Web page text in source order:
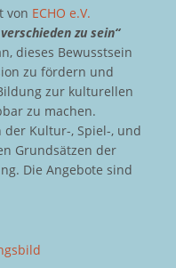
von ECHO e.V.
zu sein“
dieses Bewusstsein
zu fördern und
zur kulturellen
zu machen.
Kultur-, Spiel-, und
Grundsätzen der
Die Angebote sind